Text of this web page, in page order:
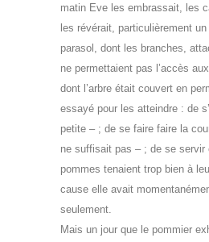
matin Eve les embrassait, les
les révérait, particulièrement
parasol, dont les branches,
ne permettaient pas l’accès
dont l’arbre était couvert en
essayé pour les atteindre : de
petite – ; de se faire faire la
ne suffisait pas – ; de se servir
pommes tenaient trop bien à
cause elle avait
seulement.
Mais un jour que le pommier